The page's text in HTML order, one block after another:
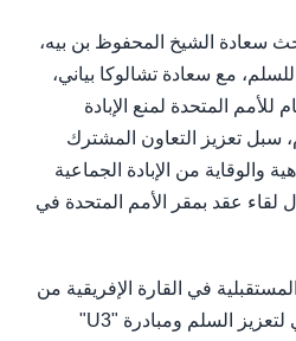
/وام/ بحث سعادة الشيخ المحفوظ بن بيه،
مع سعادة تشالوكا بياني،
للأمم المتحدة لمنع الإبادة
سبل تعزيز التعاون المشترك
والوقاية من الإبادة الجماعية
لقاء عقد بمقر الأمم المتحدة في
في القارة الإفريقية من
خلال برامج المؤتمر الإفريقي لتعزيز السلم ومبادرة "U3"